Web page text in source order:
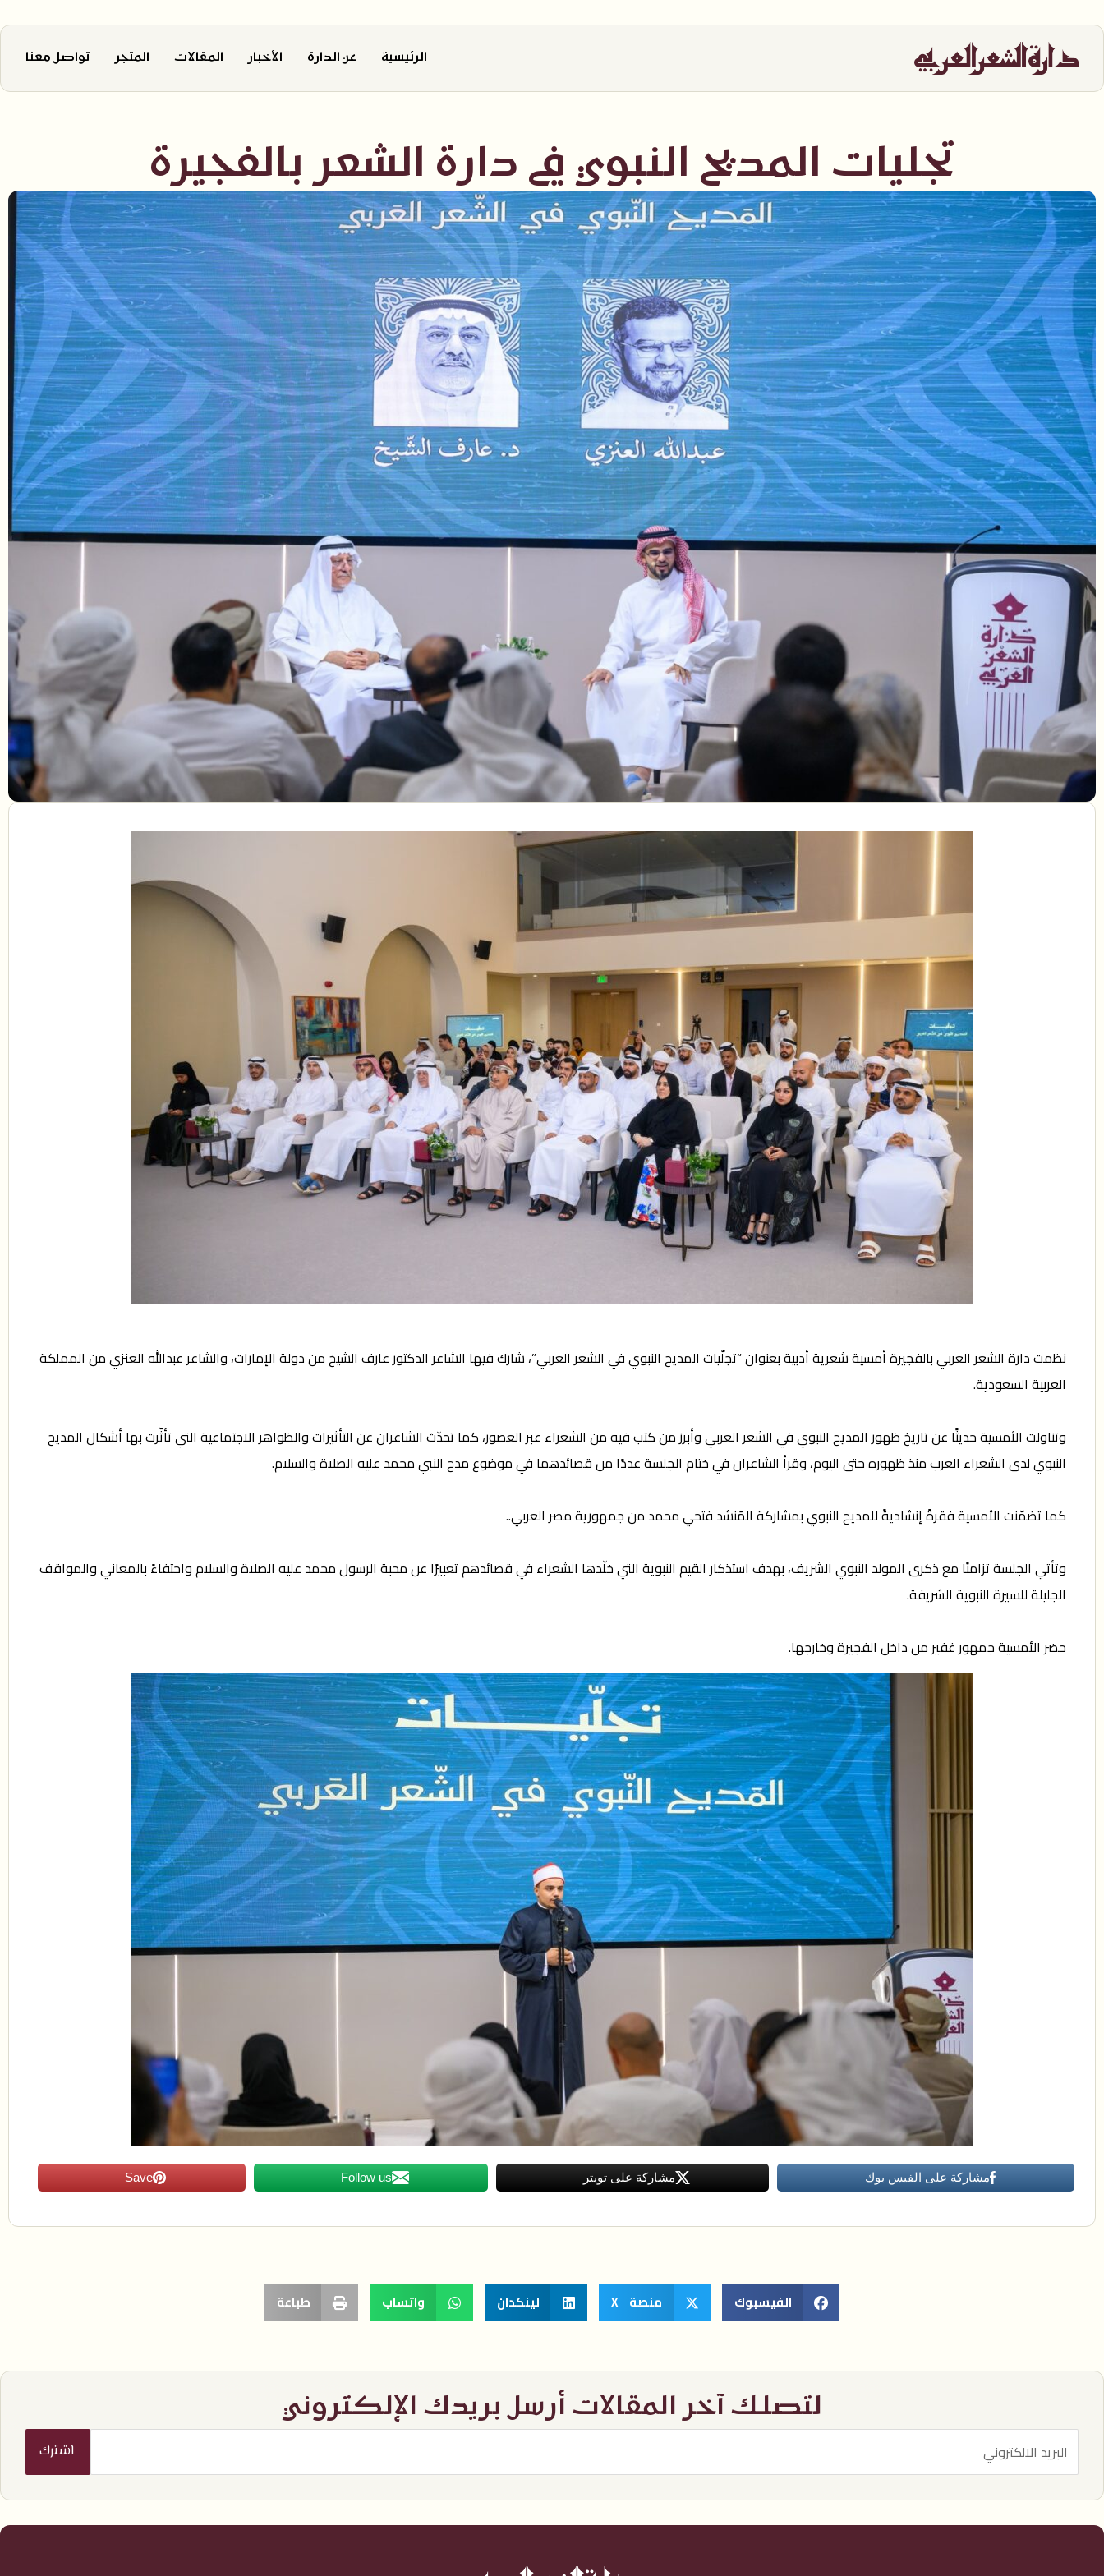
الرئيسية عن الدارة الأخبار المقالات المتجر تواصل معنا
تجليات المديح النبوي في دارة الشعر بالفجيرة
نظمت دارة الشعر العربي بالفجيرة أمسية شعرية أدبية بعنوان “تجلّيات المديح النبوي في الشعر العربي”، شارك فيها الشاعر الدكتور عارف الشيخ من دولة الإمارات، والشاعر عبدالله العنزي من المملكة
العربية السعودية.
وتناولت الأمسية حديثًا عن تاريخ ظهور المديح النبوي في الشعر العربي وأبرز من كتب فيه من الشعراء عبر العصور، كما تحدّث الشاعران عن التأثيرات والظواهر الاجتماعية التي تأثّرت بها أشكال المديح
النبوي لدى الشعراء العرب منذ ظهوره حتى اليوم، وقرأ الشاعران في ختام الجلسة عددًا من قصائدهما في موضوع مدح النبي محمد عليه الصلاة والسلام.
كما تضمّنت الأمسية فقرةً إنشاديةً للمديح النبوي بمشاركة المُنشد فتحي محمد من جمهورية مصر العربي..
وتأتي الجلسة تزامنًا مع ذكرى المولد النبوي الشريف، بهدف استذكار القيم النبوية التي خلّدها الشعراء في قصائدهم تعبيرًا عن محبة الرسول محمد عليه الصلاة والسلام واحتفاءً بالمعاني والمواقف
الجليلة للسيرة النبوية الشريفة.
حضر الأمسية جمهور غفير من داخل الفجيرة وخارجها.
مشاركة على الفيس بوك مشاركة على تويتر Follow us
Save
الفيسبوك منصة X لينكدان واتساب طباعة
لتصلك آخر المقالات أرسل بريدك الإلكتروني